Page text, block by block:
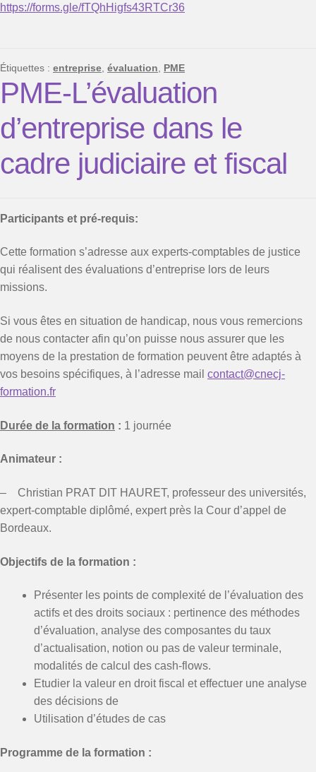
https://forms.gle/fTQhHigfs43RTCr36
Étiquettes : entreprise évaluation PME
PME-L’évaluation
d’entreprise dans le
cadre judiciaire et fiscal
Participants et pré-requis:
Cette formation s’adresse aux experts-comptables de justice
qui réalisent des évaluations d’entreprise lors de leurs
missions.
Si vous êtes en situation de handicap, nous vous remercions
de nous contacter afin qu’on puisse nous assurer que les
moyens de la prestation de formation peuvent être adaptés à
vos besoins spécifiques, à l’adresse mail contact@cnecj-
formation.fr
Durée de la formation : 1 journée
Animateur :
– Christian PRAT DIT HAURET, professeur des universités,
expert-comptable diplômé, expert près la Cour d’appel de
Bordeaux.
Objectifs de la formation :
Présenter les points de complexité de l’évaluation des
actifs et des droits sociaux : pertinence des méthodes
d’évaluation, analyse des composantes du taux
d’actualisation, notion ou pas de valeur terminale,
modalités de calcul des cash-flows.
Etudier la valeur en droit fiscal et effectuer une analyse
des décisions de
Utilisation d’études de cas
Programme de la formation :